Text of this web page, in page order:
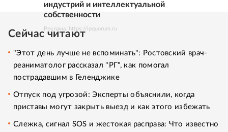
индустрий и интеллектуальной
собственности
Реклама. https://ipquorum.ru
Сейчас читают
"Этот день лучше не вспоминать": Ростовский врач-
реаниматолог рассказал "РГ", как помогал
пострадавшим в Геленджике
Отпуск под угрозой: Эксперты объяснили, когда
приставы могут закрыть выезд и как этого избежать
Слежка, сигнал SOS и жестокая расправа: Что известно